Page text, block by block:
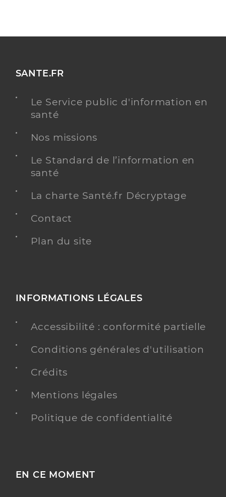
SANTE.FR
Le Service public d'information en
santé
Nos missions
Le Standard de l’information en
santé
La charte Santé.fr Décryptage
Contact
Plan du site
INFORMATIONS LÉGALES
Accessibilité : conformité partielle
Conditions générales d'utilisation
Crédits
Mentions légales
Politique de confidentialité
EN CE MOMENT